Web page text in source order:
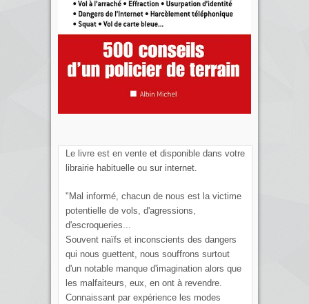
Le livre est en vente et disponible dans votre
librairie habituelle ou sur internet.
"Mal informé, chacun de nous est la victime
potentielle de vols, d'agressions,
d'escroqueries...
Souvent naïfs et inconscients des dangers
qui nous guettent, nous souffrons surtout
d'un notable manque d'imagination alors que
les malfaiteurs, eux, en ont à revendre.
Connaissant par expérience les modes